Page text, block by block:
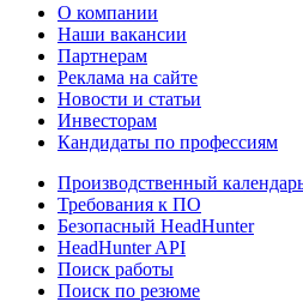
О компании
Наши вакансии
Партнерам
Реклама на сайте
Новости и статьи
Инвесторам
Кандидаты по профессиям
Производственный
Требования к ПО
Безопасный HeadHunter
HeadHunter API
Поиск работы
Поиск по резюме